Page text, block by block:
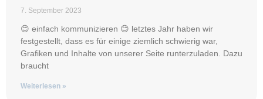
7. September 2023
😊 einfach kommunizieren 😊 letztes Jahr haben wir
festgestellt, dass es für einige ziemlich schwierig war,
Grafiken und Inhalte von unserer Seite runterzuladen. Dazu
braucht
Weiterlesen »